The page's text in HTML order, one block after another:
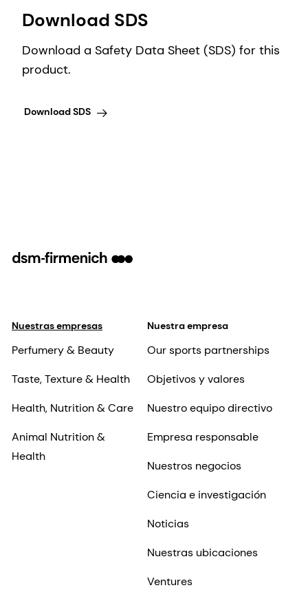
Download SDS
Download a Safety Data Sheet (SDS) for this
product.
Download SDS
Nuestras empresas
Perfumery & Beauty
Taste, Texture & Health
Health, Nutrition & Care
Animal Nutrition &
Health
Nuestra empresa
Our sports partnerships
Objetivos y valores
Nuestro equipo directivo
Empresa responsable
Nuestros negocios
Ciencia e investigación
Noticias
Nuestras ubicaciones
Ventures